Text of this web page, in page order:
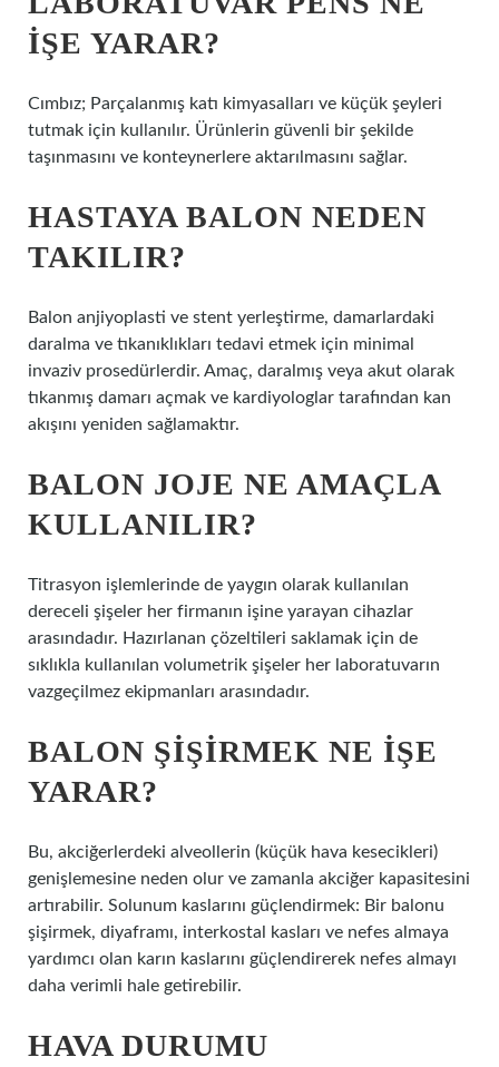
IŞE YARAR?
Cımbız; Parçalanmış katı kimyasalları ve küçük şeyleri
tutmak için kullanılır. Ürünlerin güvenli bir şekilde
taşınmasını ve konteynerlere aktarılmasını sağlar.
HASTAYA BALON NEDEN
TAKILIR?
Balon anjiyoplasti ve stent yerleştirme, damarlardaki
daralma ve tıkanıklıkları tedavi etmek için minimal
invaziv prosedürlerdir. Amaç, daralmış veya akut olarak
tıkanmış damarı açmak ve kardiyologlar tarafından kan
akışını yeniden sağlamaktır.
BALON JOJE NE AMAÇLA
KULLANILIR?
Titrasyon işlemlerinde de yaygın olarak kullanılan
dereceli şişeler her firmanın işine yarayan cihazlar
arasındadır. Hazırlanan çözeltileri saklamak için de
sıklıkla kullanılan volumetrik şişeler her laboratuvarın
vazgeçilmez ekipmanları arasındadır.
BALON ŞIŞIRMEK NE IŞE
YARAR?
Bu, akciğerlerdeki alveollerin (küçük hava kesecikleri)
genişlemesine neden olur ve zamanla akciğer kapasitesini
artırabilir. Solunum kaslarını güçlendirmek: Bir balonu
şişirmek, diyaframı, interkostal kasları ve nefes almaya
yardımcı olan karın kaslarını güçlendirerek nefes almayı
daha verimli hale getirebilir.
HAVA DURUMU